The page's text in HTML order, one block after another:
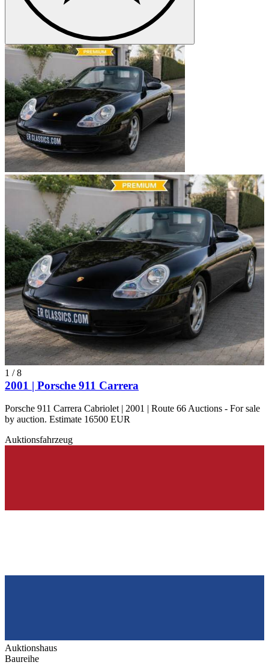
1 /8
2001 | Porsche 911 Carrera
Porsche 911 Carrera Cabriolet | 2001 | Route 66 Auctions - For sale
by auction. Estimate 16500 EUR
Auktionsfahrzeug
Auktionshaus
Baureihe